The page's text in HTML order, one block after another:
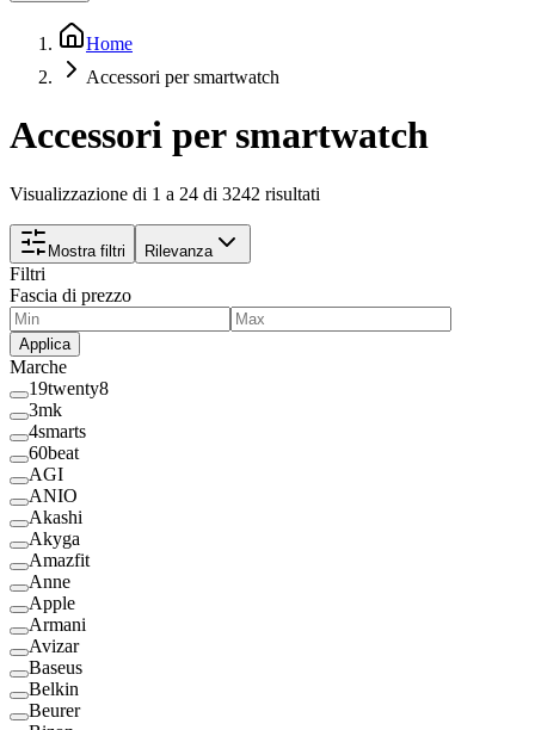
Home
Accessori per smartwatch
Accessori per smartwatch
Visualizzazione di 1 a 24 di 3242 risultati
Mostra filtri Rilevanza
Filtri
Fascia di prezzo
Applica
Marche
19twenty8
3mk
4smarts
60beat
AGI
ANIO
Akashi
Akyga
Amazfit
Anne
Apple
Armani
Avizar
Baseus
Belkin
Beurer